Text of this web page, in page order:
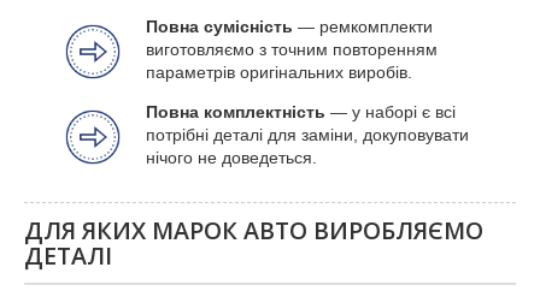
Повна сумісність — ремкомплекти
виготовляємо з точним повторенням
параметрів оригінальних виробів.
Повна комплектність — у наборі є всі
потрібні деталі для заміни, докуповувати
нічого не доведеться.
ДЛЯ ЯКИХ МАРОК АВТО ВИРОБЛЯЄМО
ДЕТАЛІ